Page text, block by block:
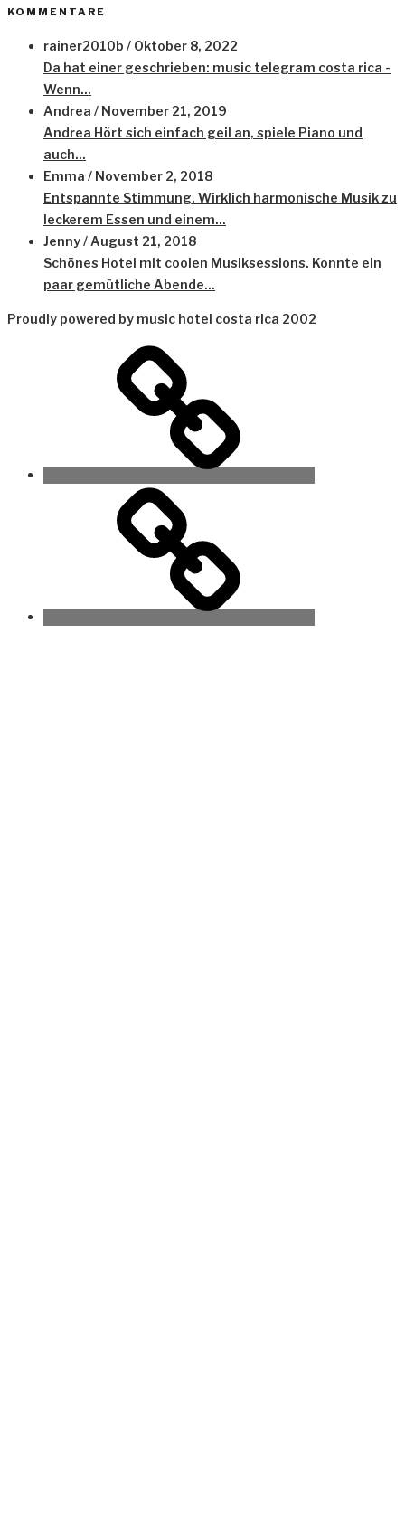
KOMMENTARE
rainer2010b / Oktober 8, 2022
Da hat einer geschrieben: music telegram costa rica -
Wenn...
Andrea / November 21, 2019
Andrea Hört sich einfach geil an, spiele Piano und
auch...
Emma / November 2, 2018
Entspannte Stimmung. Wirklich harmonische Musik zu
leckerem Essen und einem...
Jenny/ August 21, 2018
Schönes Hotel mit coolen Musiksessions. Konnte ein
paar gemütliche Abende...
Proudly powered by music hotel costa rica 2002
Datenschutz